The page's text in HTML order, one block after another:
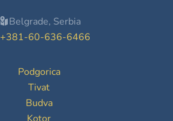
Belgrade, Serbia
+381-60-636-6466
Podgorica
Tivat
Budva